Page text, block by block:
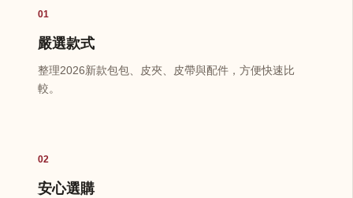
01
嚴選款式
整理2026新款包包、皮夾、皮帶與配件，方便快速比
較。
02
安心選購